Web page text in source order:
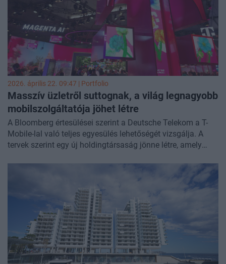
2026. április 22. 09:47 | Portfolio
Masszív üzletről suttognak, a világ legnagyobb
mobilszolgáltatója jöhet létre
A Bloomberg értesülései szerint a Deutsche Telekom a T-
Mobile-lal való teljes egyesülés lehetőségét vizsgálja. A
tervek szerint egy új holdingtársaság jönne létre, amely